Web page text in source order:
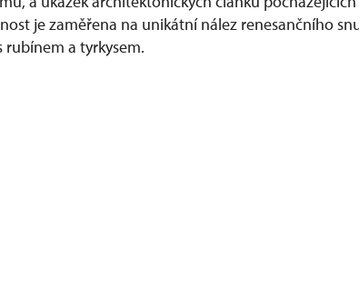
je zaměřena na unikátní nález renesančního
rubínem a tyrkysem.